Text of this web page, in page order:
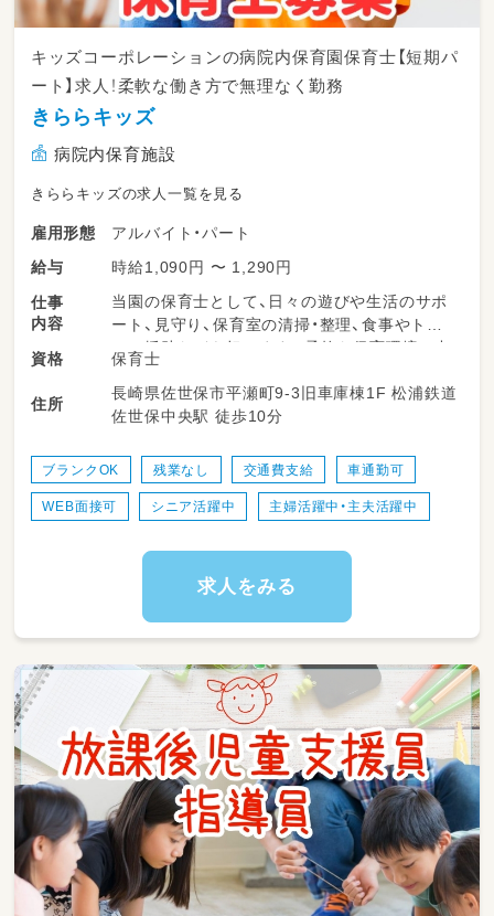
キッズコーポレーションの病院内保育園保育士【短期パ
ート】求人！柔軟な働き方で無理なく勤務
きららキッズ
病院内保育施設
きららキッズの求人一覧を見る
雇用形態
アルバイト・パート
給与
時給1,090円 〜 1,290円
仕事
内容
当園の保育士として、日々の遊びや生活のサポ
ート、見守り、保育室の清掃・整理、食事やトイ
レの援助などを担います。柔軟な保育環境の中
で、子どもたち一人ひとりにしっかり向き合え
る時間が多くあります。勤務日数や時間は相談
可能で、ライフスタイルに合わせて無理なく働
＜スケジュール例＞
07:30～登園
11:00～昼食
12:30～午睡(事務作業/ブレスチェック/休憩)
17:00～降園
資格 保育士
住所
長崎県佐世保市平瀬町9-3旧車庫棟1F 松浦鉄道
佐世保中央駅 徒歩10分
ブランクOK 残業なし 交通費支給 車通勤可
WEB面接可 シニア活躍中 主婦活躍中・主夫活躍中
求人をみる